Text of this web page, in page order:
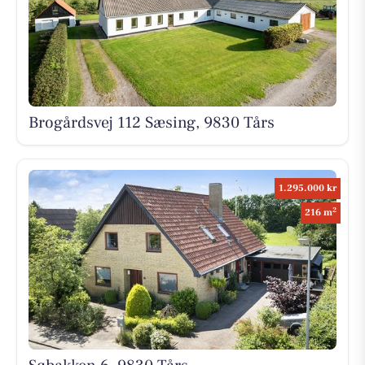
Brogårdsvej 112 Sæsing, 9830 Tårs
1.295.000 kr
216 m2